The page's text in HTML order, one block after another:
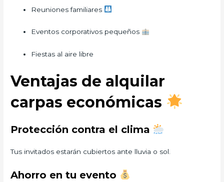
Reuniones familiares
Eventos corporativos pequeños
Fiestas al aire libre
Ventajas de alquilar
carpas económicas
Protección contra el clima
Tus invitados estarán cubiertos ante lluvia o sol.
Ahorro en tu evento